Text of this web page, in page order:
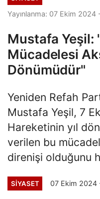
Yayınlanma: 07 Ekim 2024
Mustafa Yeşil:
Mücadelesi
Dönümüdür"
Yeniden Refah
Mustafa Yeşil, 7
Hareketinin yıl
verilen bu
direnişi olduğunu
SİYASET 07 Ekim 2024